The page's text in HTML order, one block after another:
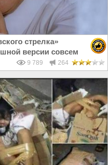
стрелка»
версии совсем
9 789 264